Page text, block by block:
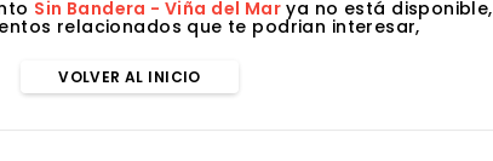
Sin Bandera - Viña del Mar ya no está disponible,
relacionados que te podrian interesar,
VOLVER AL INICIO